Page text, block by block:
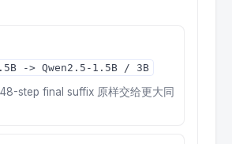
-> Qwen2.5-1.5B / 3B
step final suffix 原样交给更大同